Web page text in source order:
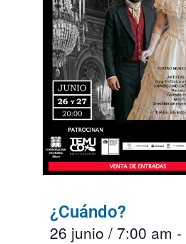
¿Cuándo?
26 junio / 7:00 am -